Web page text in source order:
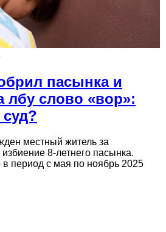
пасынка и
лбу слово «вор»:
местный житель за
8-летнего пасынка.
в период с мая по ноябрь 2025